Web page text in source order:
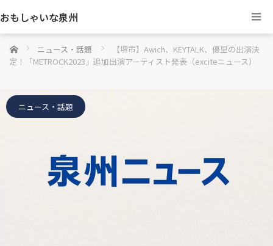
おもしゃいな泉州
ホーム ニュース・話題
【堺市】Awich、KEYTALK、優里の出演決
定！「METROCK2023」追加出演アーティスト発表（exciteニュース）
ニュース・話題